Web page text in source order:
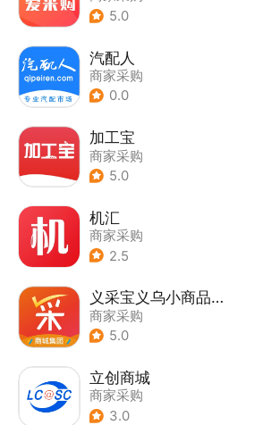
5.0
汽配人
商家采购
0.0
加工宝
商家采购
5.0
机汇
商家采购
2.5
义采宝义乌小商品批发网
商家采购
5.0
立创商城
商家采购
3.0